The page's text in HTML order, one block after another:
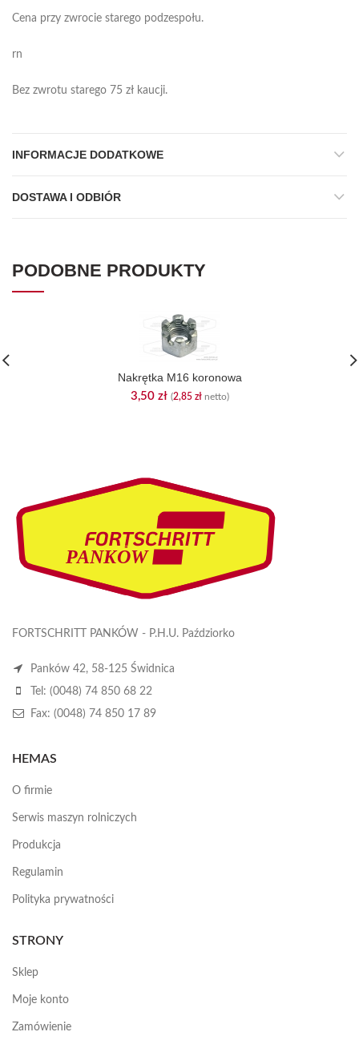
Cena przy zwrocie starego podzespołu.
rn
Bez zwrotu starego 75 zł kaucji.
INFORMACJE DODATKOWE
DOSTAWA I ODBIÓR
PODOBNE PRODUKTY
Nakrętka M16 koronowa
3,50 zł (2,85 złnetto)
FORTSCHRITT PANKÓW - P.H.U. Paździorko
Panków 42, 58-125 Świdnica
Tel: (0048) 74 850 68 22
Fax: (0048) 74 850 17 89
HEMAS
O firmie
Serwis maszyn rolniczych
Produkcja
Regulamin
Polityka prywatności
STRONY
Sklep
Moje konto
Zamówienie